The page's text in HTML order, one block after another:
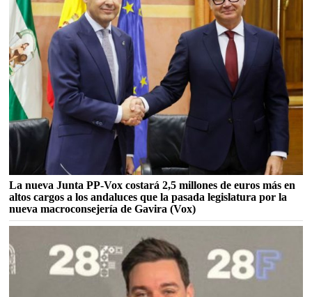
La nueva Junta PP-Vox costará 2,5 millones de euros más en
altos cargos a los andaluces que la pasada legislatura por la
nueva macroconsejería de Gavira (Vox)